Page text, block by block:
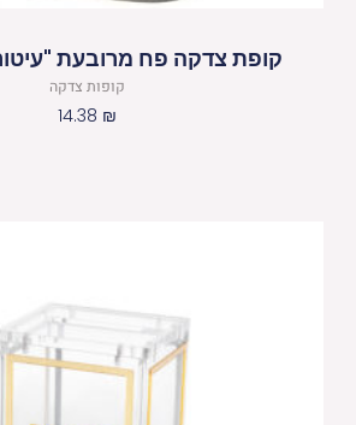
קופת צדקה פח מרובעת "עיטורים"
קופות צדקה
14.38 ₪